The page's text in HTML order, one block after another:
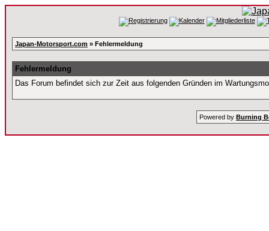
Japan-Motorsport.com » Fehlermeldung
Fehlermeldung
Das Forum befindet sich zur Zeit aus folgenden Gründen im
Powered by Burning